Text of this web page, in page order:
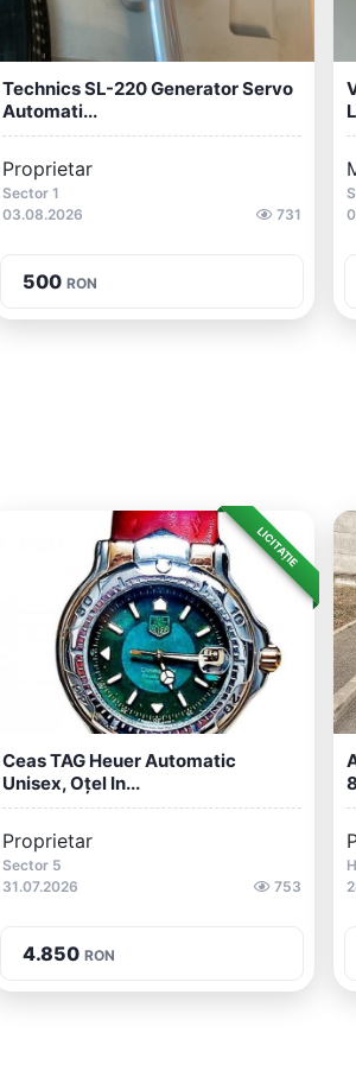
Technics SL-220 Generator Servo
Automati...
Proprietar
Sector 1
03.08.2026
731
500 RON
LICITAȚIE
Ceas TAG Heuer Automatic
Unisex, Oțel In...
Proprietar
Sector 5
31.07.2026
753
4.850 RON